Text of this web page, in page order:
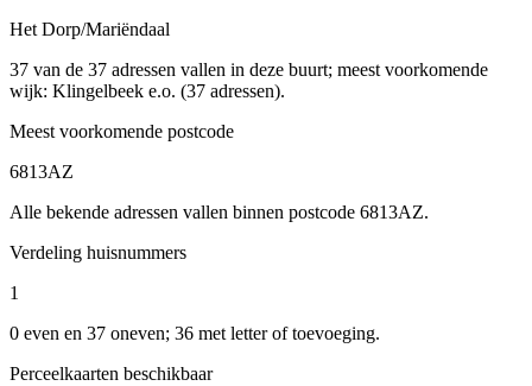
Het Dorp/Mariëndaal
37 van de 37 adressen vallen in deze buurt; meest voorkomende
wijk: Klingelbeek e.o. (37 adressen).
Meest voorkomende postcode
6813AZ
Alle bekende adressen vallen binnen postcode 6813AZ.
Verdeling huisnummers
1
0 even en 37 oneven; 36 met letter of toevoeging.
Perceelkaarten beschikbaar